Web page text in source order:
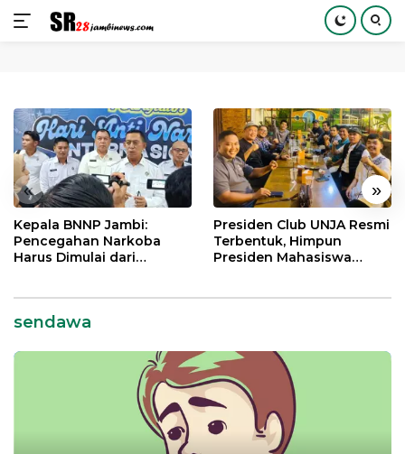
konten
« »
Kepala BNNP Jambi:
Pencegahan Narkoba
Harus Dimulai dari
Presiden Club UNJA Resmi
Terbentuk, Himpun
Presiden Mahasiswa
sendawa